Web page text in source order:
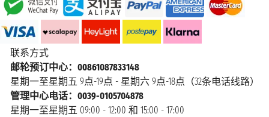
联系方式
邮轮预订中心：00861087833148
星期一至星期五 9点-19点 - 星期六 9点-18点（32条电话线路）
管理中心电话：0039-0105704878
星期一至星期五 09:00 - 12:00 和 15:00 - 17:00